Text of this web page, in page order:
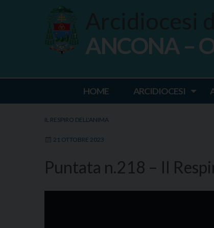
Ancona
ANCONA –
HOME ARCIDIOCESI
IL RESPIRO DELL'ANIMA
21 OTTOBRE 2023
Puntata n.218 – Il